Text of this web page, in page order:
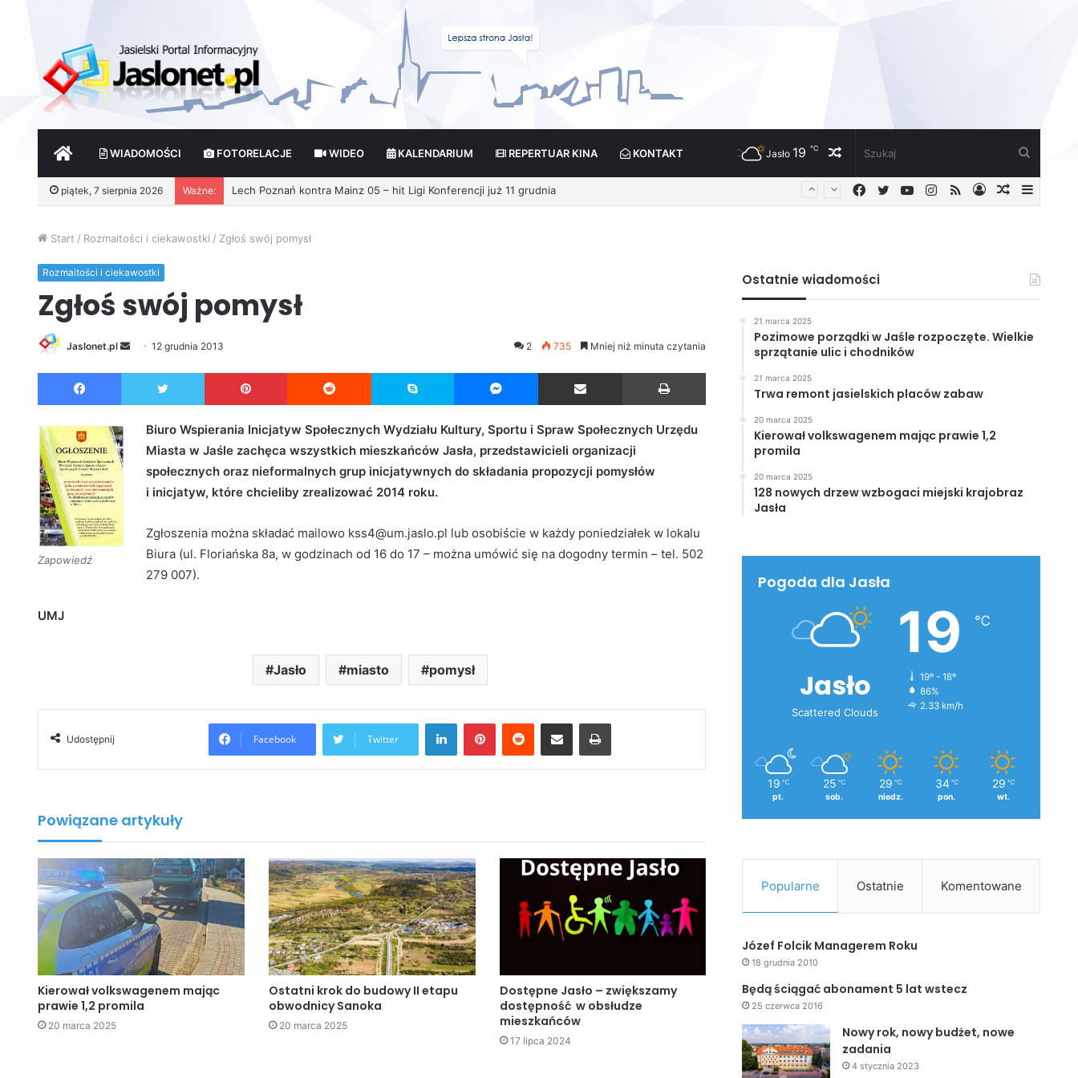
START WIADOMOŚCI FOTORELACJE WIDEO KALENDARIUM REPERTUAR KINA KONTAKT Losowy
artykuł
Jasło 19 ℃
piątek, 7 sierpnia 2026 Ważne:
Losowy
Zaloguj
RSS
Instagram
YouTube
Twitter
Facebook
Start / Rozmaitości i ciekawostki / Zgłoś swój pomysł
Rozmaitości i ciekawostki
Zgłoś swój pomysł
Jaslonet.pl
d
12 grudnia 2013 2 735 Mniej niż minuta czytania
Facebook Twitter Pinterest Reddit Skype Messenger Udostępnij przez Email
Zapowiedź
Biuro Wspierania Inicjatyw Społecznych Wydziału Kultury, Sportu i Spraw Społecznych Urzędu
Miasta w Jaśle zachęca wszystkich mieszkańców Jasła, przedstawicieli organizacji
społecznych oraz nieformalnych grup inicjatywnych do składania propozycji pomysłów
i inicjatyw, które chcieliby zrealizować 2014 roku.
Zgłoszenia można składać mailowo kss4@um.jaslo.pl lub osobiście w każdy poniedziałek w lokalu
Biura (ul. Floriańska 8a, w godzinach od 16 do 17 – można umówić się na dogodny termin – tel. 502
279 007).
UMJ
Jasło miasto pomysł
Udostępnij Facebook Twitter
LinkedIn
Powiązane artykuły
Kierował volkswagenem mając
prawie 1,2 promila
20 marca 2025
Ostatni krok do budowy II etapu
obwodnicy Sanoka
20 marca 2025
Dostępne Jasło – zwiększamy
dostępność w obsłudze
mieszkańców
17 lipca 2024
Ostatnie wiadomości
21 marca 2025
Pozimowe porządki w Jaśle rozpoczęte. Wielkie
sprzątanie ulic i chodników
21 marca 2025
Trwa remont jasielskich placów zabaw
20 marca 2025
Kierował volkswagenem mając prawie 1,2
promila
20 marca 2025
128 nowych drzew wzbogaci miejski krajobraz
Jasła
Pogoda dla Jasła
Jasło
Scattered Clouds
19 ℃
19º - 18º
86%
2.33 km/h
19 ℃
pt.
25 ℃
sob.
29 ℃
niedz.
34 ℃
pon.
29 ℃
wt.
Popularne Ostatnie Komentowane
Józef Folcik Managerem Roku
18 grudnia 2010
Będą ściągać abonament 5 lat wstecz
25 czerwca 2016
Nowy rok, nowy budżet, nowe
zadania
4 stycznia 2023